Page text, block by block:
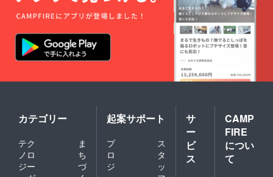
カテゴリー
テク
ノロ
ジー
ま
ち
づ
起案サポート
プ
ロ
ジ
ス
タ
ッ
サ
ー
ビ
ス
CAMP
FIRE
につい
て